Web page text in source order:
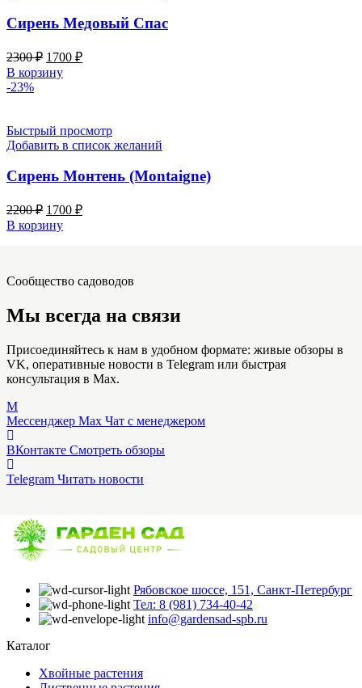
Сирень Медовый Спас
2300₽ Первоначальная
цена
составляла
1700 ₽Текущая
В корзину
-23%
Быстрый просмотр
Добавить в список желаний
Сирень Монтень (Montaigne)
2200₽ Первоначальная
цена
составляла
1700 ₽Текущая
В корзину
Сообщество садоводов
Мы всегда на связи
Присоединяйтесь к нам в удобном формате: живые обзоры в
VK, оперативные новости в Telegram или быстрая
консультация в Max.
M
Мессенджер Max Чат с менеджером
ВКонтакте Смотреть обзоры
Telegram Читать новости
Рябовское шоссе, 151, Санкт-Петербург
Тел: 8 (981) 734-40-42
info@gardensad-spb.ru
Каталог
Хвойные растения